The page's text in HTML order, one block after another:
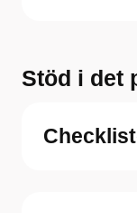
Stöd i det